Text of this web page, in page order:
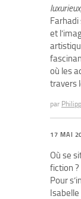
luxurieux
Farhadi
et
où les
travers
par
17 MAI
Où se
fiction ?
Pour